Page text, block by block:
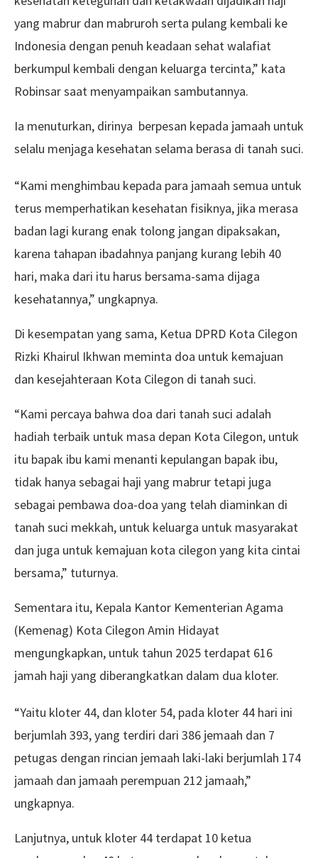
yang mabrur dan mabruroh serta pulang kembali ke
Indonesia dengan penuh keadaan sehat walafiat
berkumpul kembali dengan keluarga tercinta,” kata
Robinsar saat menyampaikan sambutannya.
Ia menuturkan, dirinya berpesan kepada jamaah untuk
selalu menjaga kesehatan selama berasa di tanah suci.
“Kami menghimbau kepada para jamaah semua untuk
terus memperhatikan kesehatan fisiknya, jika merasa
badan lagi kurang enak tolong jangan dipaksakan,
karena tahapan ibadahnya panjang kurang lebih 40
hari, maka dari itu harus bersama-sama dijaga
kesehatannya,” ungkapnya.
Di kesempatan yang sama, Ketua DPRD Kota Cilegon
Rizki Khairul Ikhwan meminta doa untuk kemajuan
dan kesejahteraan Kota Cilegon di tanah suci.
“Kami percaya bahwa doa dari tanah suci adalah
hadiah terbaik untuk masa depan Kota Cilegon, untuk
itu bapak ibu kami menanti kepulangan bapak ibu,
tidak hanya sebagai haji yang mabrur tetapi juga
sebagai pembawa doa-doa yang telah diaminkan di
tanah suci mekkah, untuk keluarga untuk masyarakat
dan juga untuk kemajuan kota cilegon yang kita cintai
bersama,” tuturnya.
Sementara itu, Kepala Kantor Kementerian Agama
(Kemenag) Kota Cilegon Amin Hidayat
mengungkapkan, untuk tahun 2025 terdapat 616
jamah haji yang diberangkatkan dalam dua kloter.
“Yaitu kloter 44, dan kloter 54, pada kloter 44 hari ini
berjumlah 393, yang terdiri dari 386 jemaah dan 7
petugas dengan rincian jemaah laki-laki berjumlah 174
jamaah dan jamaah perempuan 212 jamaah,”
ungkapnya.
Lanjutnya, untuk kloter 44 terdapat 10 ketua